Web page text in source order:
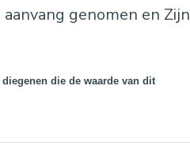
genomen en Zijn
die de waarde van dit